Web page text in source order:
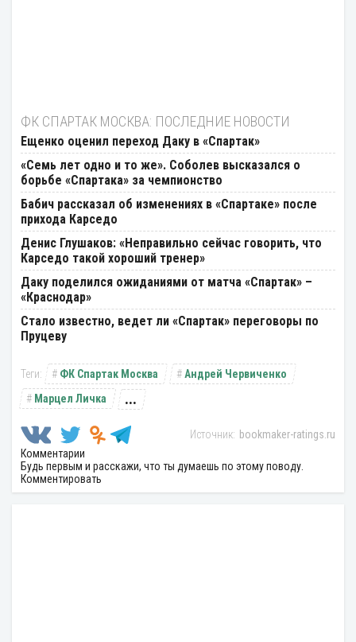
ФК СПАРТАК МОСКВА: ПОСЛЕДНИЕ НОВОСТИ
Ещенко оценил переход Даку в «Спартак»
«Семь лет одно и то же». Соболев высказался о
борьбе «Спартака» за чемпионство
Бабич рассказал об изменениях в «Спартаке» после
прихода Карседо
Денис Глушаков: «Неправильно сейчас говорить, что
Карседо такой хороший тренер»
Даку поделился ожиданиями от матча «Спартак» –
«Краснодар»
Стало известно, ведет ли «Спартак» переговоры по
Пруцеву
ФК Спартак Москва
Андрей Червиченко
Марцел Личка
...
bookmaker-ratings.ru
Комментарии
Будь первым и расскажи, что ты думаешь по этому поводу.
Комментировать